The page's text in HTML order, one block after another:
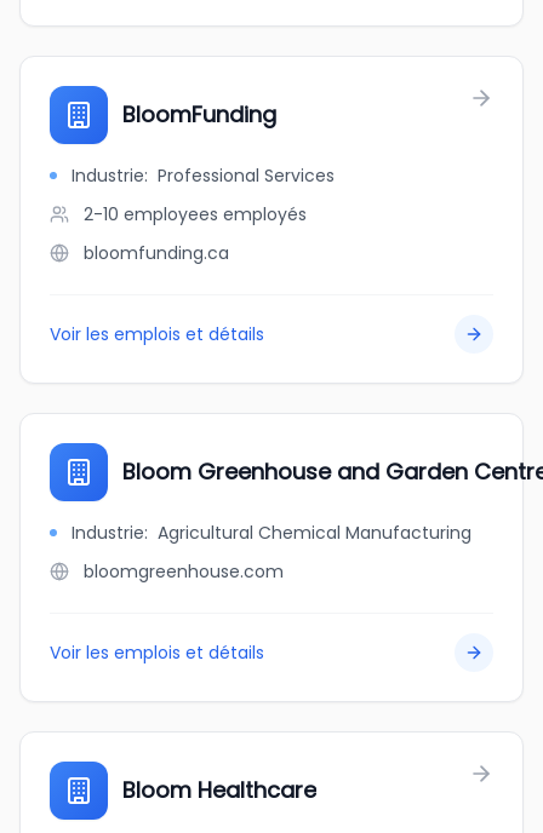
BloomFunding
Industrie: Professional Services
2-10 employees employés
bloomfunding.ca
Voir les emplois et détails
Bloom Greenhouse and Garden
Industrie: Agricultural Chemical Manufacturing
bloomgreenhouse.com
Voir les emplois et détails
Bloom Healthcare